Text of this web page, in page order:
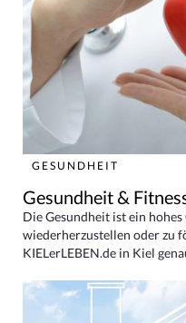
GESUNDHEIT
Gesundheit &
Die Gesundheit ist ein
wiederherzustellen oder zu
KIELerLEBEN.de in Kiel